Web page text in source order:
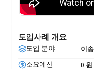
도입사례 개요
도입 분야 이송
소요예산 0 원